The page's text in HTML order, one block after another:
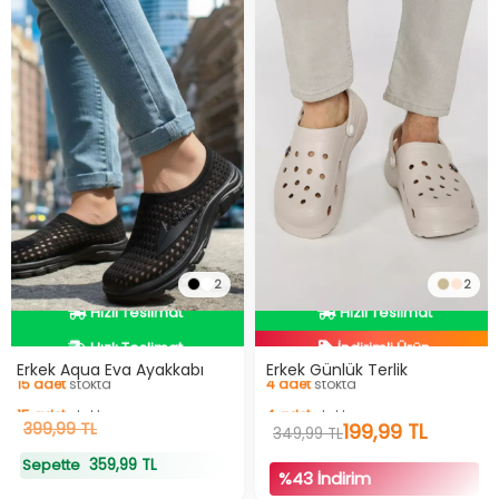
2
Hızlı Teslimat
Erkek Aqua Eva Ayakkabı
15 adet stokta
15adetstokta
399,99 TL
Sepette 359,99 TL
2
İndirimli Ürün
Hızlı Teslimat
Erkek Günlük Terlik
4 adet stokta
4adetstokta
349,99 TL199,99 TL
%43 İndirim